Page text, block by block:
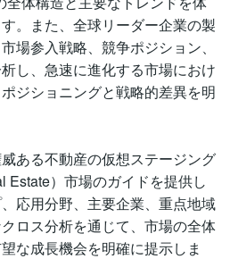
。また、全球リーダー企業の製
場参入戦略、競争ポジション、
し、急速に進化する市場におけ
ジショニングと戦略的差異を明
ある不動産の仮想ステージング
Estate）市場のガイドを提供し
応用分野、主要企業、重点地域
ロス分析を通じて、市場の全体
な成長機会を明確に提示しま